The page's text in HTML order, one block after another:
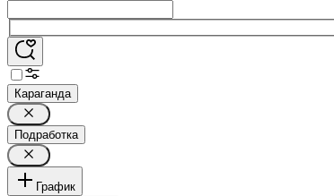
Караганда
Подработка
График